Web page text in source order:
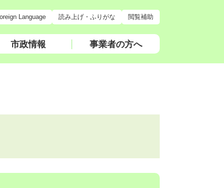
Language 読み上げ・ふりがな 閲覧補助
市政情報 事業者の方へ